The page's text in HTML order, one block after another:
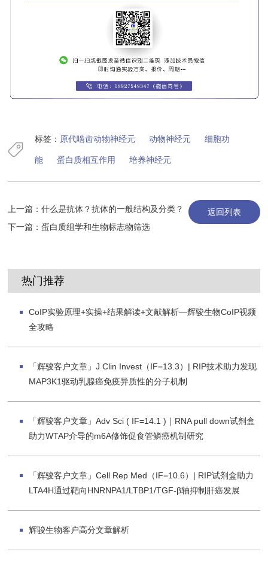
标签： 原代啮齿动物神经元 动物神经元 细胞功
能 蛋白质相互作用 培养神经元
上一篇：什么是抗体？抗体的一般结构及分类？
下一篇：蛋白质组学和生物标志物筛选
返回列表
热门推荐
CoIP实验原理+实操+结果解读+文献解析—辉骏生物CoIP视频
全攻略
「辉骏客户文章」J Clin Invest（IF=13.3）| RIP技术助力发现
MAP3K1驱动乳腺癌免疫异质性的分子机制
「辉骏客户文章」Adv Sci ( IF=14.1 )｜RNA pull down试剂盒
助力WTAP介导的m6A修饰促食管鳞癌机制研究
「辉骏客户文章」Cell Rep Med（IF=10.6）| RIP试剂盒助力
LTA4H通过靶向HNRNPA1/LTBP1/TGF-β轴抑制肝癌发展
辉骏生物客户高分文章解析